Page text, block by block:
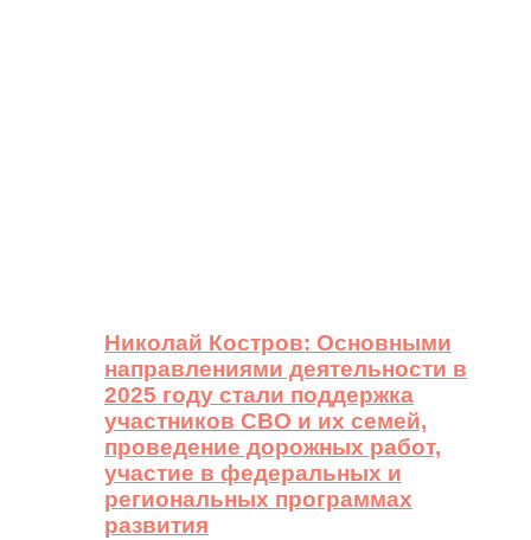
Николай Костров: Основными
направлениями деятельности в
2025 году стали поддержка
участников СВО и их семей,
проведение дорожных работ,
участие в федеральных и
региональных программах
развития